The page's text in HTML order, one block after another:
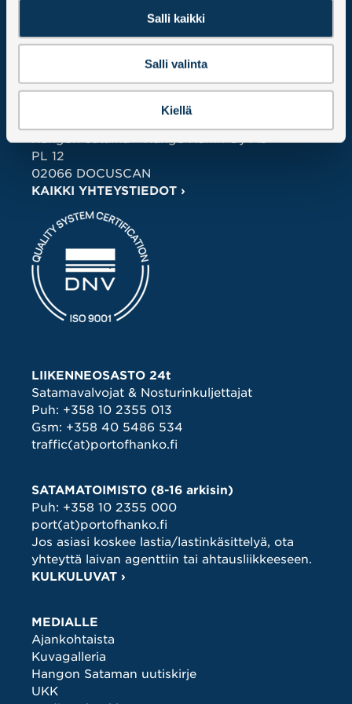
Salli kaikki
Salli valinta
Kiellä
HANGON SATAMA –
HANGÖ HAMN OY AB
Länsisatama, 10900 Hanko
Hangon Satama – Hangö Hamn Oy Ab
PL 12
02066 DOCUSCAN
KAIKKI YHTEYSTIEDOT ›
LIIKENNEOSASTO 24t
Satamavalvojat & Nosturinkuljettajat
Puh: +358 10 2355 013
Gsm: +358 40 5486 534
traffic(at)portofhanko.fi
SATAMATOIMISTO (8-16 arkisin)
Puh: +358 10 2355 000
port(at)portofhanko.fi
Jos asiasi koskee lastia/lastinkäsittelyä, ota
yhteyttä laivan agenttiin tai ahtausliikkeeseen.
KULKULUVAT ›
MEDIALLE
Ajankohtaista
Kuvagalleria
Hangon Sataman uutiskirje
UKK